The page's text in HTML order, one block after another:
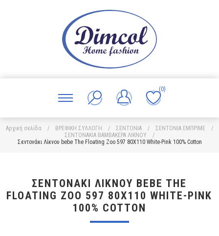
(0)
Αρχική σελίδα / ΒΡΕΦΙΚΗ ΣΥΛΛΟΓΗ / ΣΕΝΤΟΝΙΑ / ΣΕΝΤΟΝΙΑ ΕΜΠΡΙΜΕ
/
ΣΕΝΤΟΝΑΚΙΑ ΒΑΜΒΑΚΕΡΑ ΛΙΚΝΟΥ
/
Σεντονάκι Λίκνου bebe The Floating Zoo 597 80X110 White-Pink 100% Cotton
ΣΕΝΤΟΝΆΚΙ ΛΊΚΝΟΥ BEBE THE
FLOATING ZOO 597 80X110 WHITE-PINK
100% COTTON